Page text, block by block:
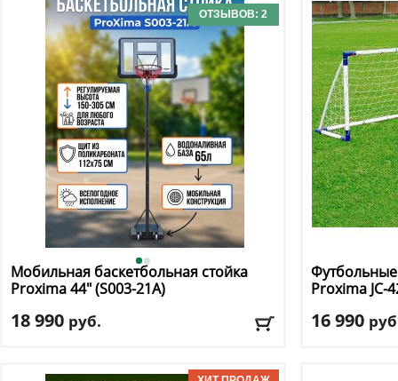
Доставка:БЕСПЛАТНО, 2-3 дня
Доставка:
ОТЗЫВОВ: 2
Мобильная баскетбольная стойка
Proxima44" (S003-21A)
18 990 руб.
Материал каркаса: металл
Футбольные
Proxima JC-
16 990